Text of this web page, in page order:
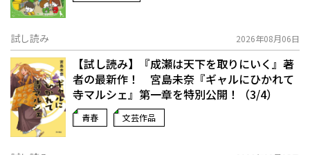
試し読み 2026年08月06日
【試し読み】『成瀬は天下を取りにいく』著
者の最新作！ 宮島未奈『ギャルにひかれて
寺マルシェ』第一章を特別公開！（3/4）
青春 文芸作品